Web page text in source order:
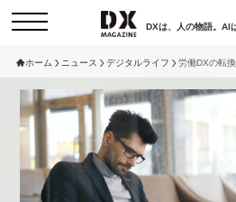
DXは、人の物語。AI
コラム イ
セミナー ニ
サービスメニュー 日
検索
ホーム ニュース デジタルライフ 労働DXの転